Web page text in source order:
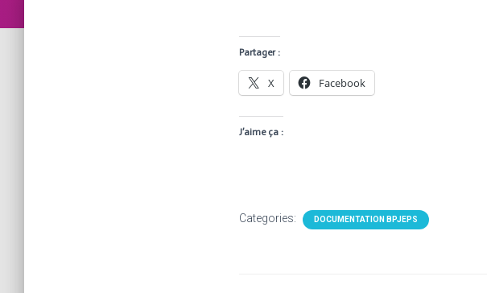
Partager :
X Facebook
J’aime ça :
Categories: DOCUMENTATION BPJEPS